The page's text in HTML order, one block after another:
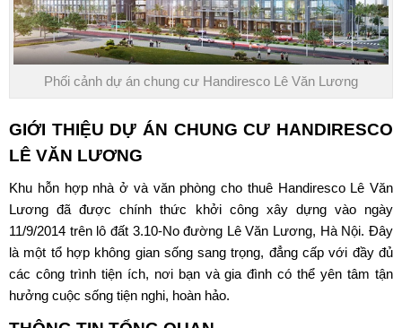
Phối cảnh dự án chung cư Handiresco Lê Văn Lương
GIỚI THIỆU DỰ ÁN CHUNG CƯ HANDIRESCO
LÊ VĂN LƯƠNG
Khu hỗn hợp nhà ở và văn phòng cho thuê Handiresco Lê Văn
Lương đã được chính thức khởi công xây dựng vào ngày
11/9/2014 trên lô đất 3.10-No đường Lê Văn Lương, Hà Nội. Đây
là một tổ hợp không gian sống sang trọng, đẳng cấp với đầy đủ
các công trình tiện ích, nơi bạn và gia đình có thể yên tâm tận
hưởng cuộc sống tiện nghi, hoàn hảo.